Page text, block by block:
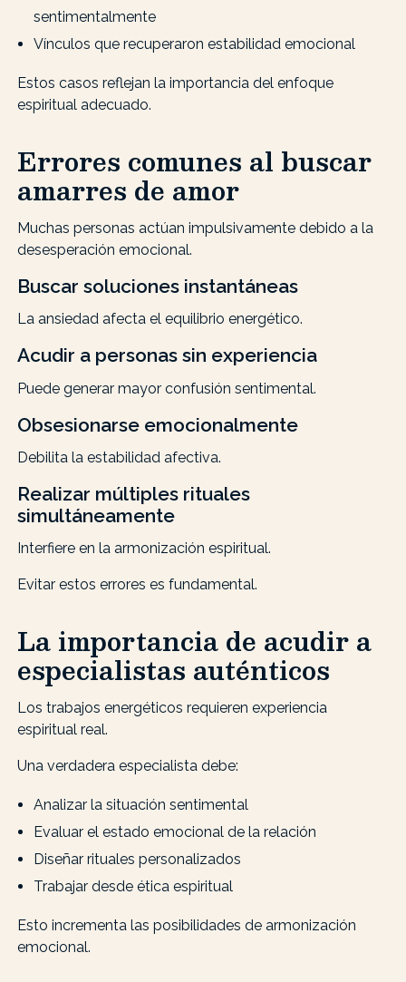
sentimentalmente
Vínculos que recuperaron estabilidad emocional
Estos casos reflejan la importancia del enfoque
espiritual adecuado.
Errores comunes al buscar
amarres de amor
Muchas personas actúan impulsivamente debido a la
desesperación emocional.
Buscar soluciones instantáneas
La ansiedad afecta el equilibrio energético.
Acudir a personas sin experiencia
Puede generar mayor confusión sentimental.
Obsesionarse emocionalmente
Debilita la estabilidad afectiva.
Realizar múltiples rituales
simultáneamente
Interfiere en la armonización espiritual.
Evitar estos errores es fundamental.
La importancia de acudir a
especialistas auténticos
Los trabajos energéticos requieren experiencia
espiritual real.
Una verdadera especialista debe:
Analizar la situación sentimental
Evaluar el estado emocional de la relación
Diseñar rituales personalizados
Trabajar desde ética espiritual
Esto incrementa las posibilidades de armonización
emocional.